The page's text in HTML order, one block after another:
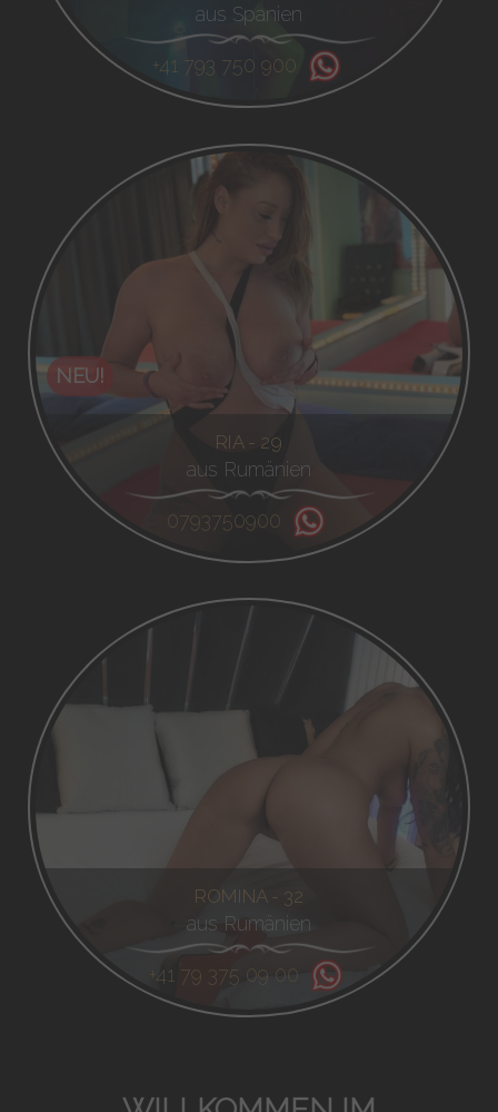
aus Spanien
+41 793 750 900
NEU!
RIA - 29
aus Rumänien
0793750900
ROMINA - 32
aus Rumänien
+41 79 375 09 00